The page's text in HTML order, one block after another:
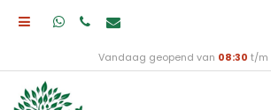
Vandaag geopend van 08:30 t/m